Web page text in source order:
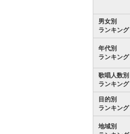
男女別
ランキング
年代別
ランキング
歌唱人数別
ランキング
目的別
ランキング
地域別